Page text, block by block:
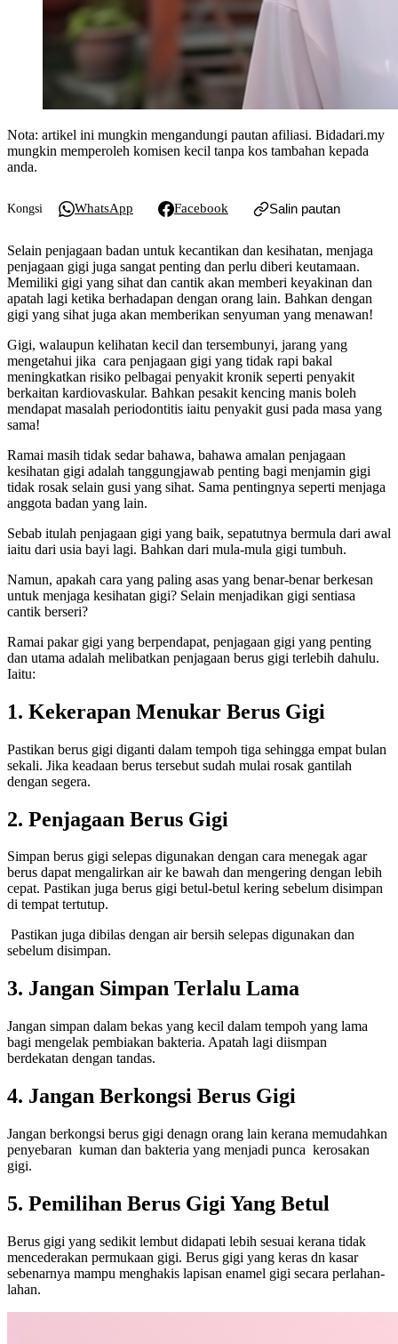
Nota: artikel ini mungkin mengandungi pautan afiliasi. Bidadari.my
mungkin memperoleh komisen kecil tanpa kos tambahan kepada
anda.
Kongsi WhatsApp Facebook Salin pautan
Selain penjagaan badan untuk kecantikan dan kesihatan, menjaga
penjagaan gigi juga sangat penting dan perlu diberi keutamaan.
Memiliki gigi yang sihat dan cantik akan memberi keyakinan dan
apatah lagi ketika berhadapan dengan orang lain. Bahkan dengan
gigi yang sihat juga akan memberikan senyuman yang menawan!
Gigi, walaupun kelihatan kecil dan tersembunyi, jarang yang
mengetahui jika cara penjagaan gigi yang tidak rapi bakal
meningkatkan risiko pelbagai penyakit kronik seperti penyakit
berkaitan kardiovaskular. Bahkan pesakit kencing manis boleh
mendapat masalah periodontitis iaitu penyakit gusi pada masa yang
sama!
Ramai masih tidak sedar bahawa, bahawa amalan penjagaan
kesihatan gigi adalah tanggungjawab penting bagi menjamin gigi
tidak rosak selain gusi yang sihat. Sama pentingnya seperti menjaga
anggota badan yang lain.
Sebab itulah penjagaan gigi yang baik, sepatutnya bermula dari awal
iaitu dari usia bayi lagi. Bahkan dari mula-mula gigi tumbuh.
Namun, apakah cara yang paling asas yang benar-benar berkesan
untuk menjaga kesihatan gigi? Selain menjadikan gigi sentiasa
cantik berseri?
Ramai pakar gigi yang berpendapat, penjagaan gigi yang penting
dan utama adalah melibatkan penjagaan berus gigi terlebih dahulu.
Iaitu:
1. Kekerapan Menukar Berus Gigi
Pastikan berus gigi diganti dalam tempoh tiga sehingga empat bulan
sekali. Jika keadaan berus tersebut sudah mulai rosak gantilah
dengan segera.
2. Penjagaan Berus Gigi
Simpan berus gigi selepas digunakan dengan cara menegak agar
berus dapat mengalirkan air ke bawah dan mengering dengan lebih
cepat. Pastikan juga berus gigi betul-betul kering sebelum disimpan
di tempat tertutup.
Pastikan juga dibilas dengan air bersih selepas digunakan dan
sebelum disimpan.
3. Jangan Simpan Terlalu Lama
Jangan simpan dalam bekas yang kecil dalam tempoh yang lama
bagi mengelak pembiakan bakteria. Apatah lagi diismpan
berdekatan dengan tandas.
4. Jangan Berkongsi Berus Gigi
Jangan berkongsi berus gigi denagn orang lain kerana memudahkan
penyebaran kuman dan bakteria yang menjadi punca kerosakan
gigi.
5. Pemilihan Berus Gigi Yang Betul
Berus gigi yang sedikit lembut didapati lebih sesuai kerana tidak
mencederakan permukaan gigi. Berus gigi yang keras dn kasar
sebenarnya mampu menghakis lapisan enamel gigi secara perlahan-
lahan.